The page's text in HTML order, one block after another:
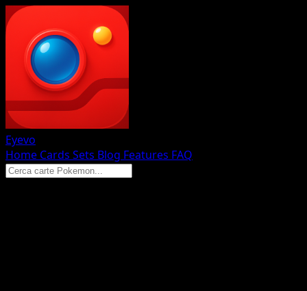
Eyevo
Home Cards Sets Blog Features FAQ